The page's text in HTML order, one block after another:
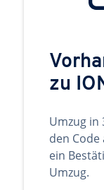
zu
Umzug in
den Code
ein
Umzug.